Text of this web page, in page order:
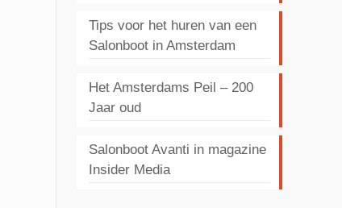
Tips voor het huren van een
Salonboot in Amsterdam
Het Amsterdams Peil – 200
Jaar oud
Salonboot Avanti in magazine
Insider Media